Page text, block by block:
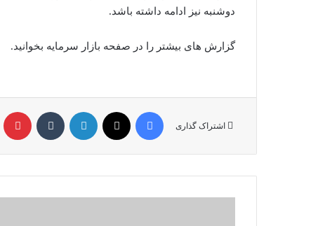
دوشنبه نیز ادامه داشته باشد.
گزارش های بیشتر را در صفحه بازار سرمایه بخوانید.
اشتراک گذاری
فیس بوک لینکدین ‫تامبلر